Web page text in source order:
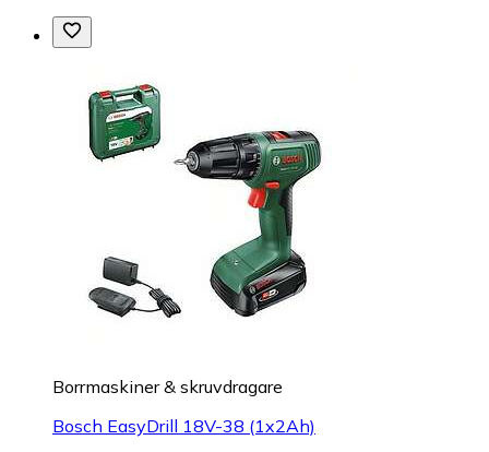
Borrmaskiner & skruvdragare
Bosch EasyDrill 18V-38 (1x2Ah)